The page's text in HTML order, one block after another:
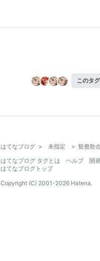
このタ
はてなブログ > 未指定 > 鴛鴦歌
はてなブログ タグとは
ヘルプ
開
はてなブログトップ
Copyright (C) 2001-2026 Hatena.